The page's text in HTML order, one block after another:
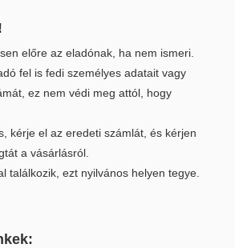
előre az eladónak, ha nem ismeri.
fel is fedi személyes adatait vagy
ez nem védi meg attól, hogy
kérje el az eredeti számlát, és kérjen
a vásárlásról.
találkozik, ezt nyilvános helyen tegye.